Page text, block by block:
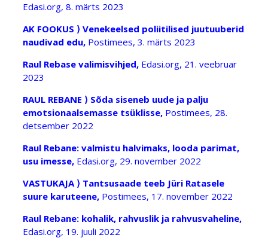
Edasi.org, 8. märts 2023
AK FOOKUS ⟩ Venekeelsed poliitilised juutuuberid
naudivad edu, Postimees, 3. märts 2023
Raul Rebase valimisvihjed, Edasi.org, 21. veebruar
2023
RAUL REBANE ⟩ Sõda siseneb uude ja palju
emotsionaalsemasse tsüklisse, Postimees, 28.
detsember 2022
Raul Rebane: valmistu halvimaks, looda parimat,
usu imesse, Edasi.org, 29. november 2022
VASTUKAJA ⟩ Tantsusaade teeb Jüri Ratasele
suure karuteene, Postimees, 17. november 2022
Raul Rebane: kohalik, rahvuslik ja rahvusvaheline,
Edasi.org, 19. juuli 2022